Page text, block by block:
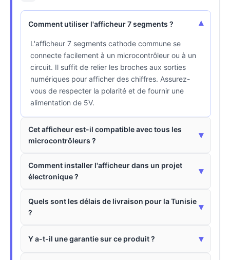
Comment utiliser l'afficheur 7 segments ? ▾
L'afficheur 7 segments cathode commune se
connecte facilement à un microcontrôleur ou à un
circuit. Il suffit de relier les broches aux sorties
numériques pour afficher des chiffres. Assurez-
vous de respecter la polarité et de fournir une
alimentation de 5V.
Cet afficheur est-il compatible avec tous les
microcontrôleurs ?
▾
Comment installer l'afficheur dans un projet
électronique ?
▾
Quels sont les délais de livraison pour la Tunisie
?
▾
Y a-t-il une garantie sur ce produit ? ▾